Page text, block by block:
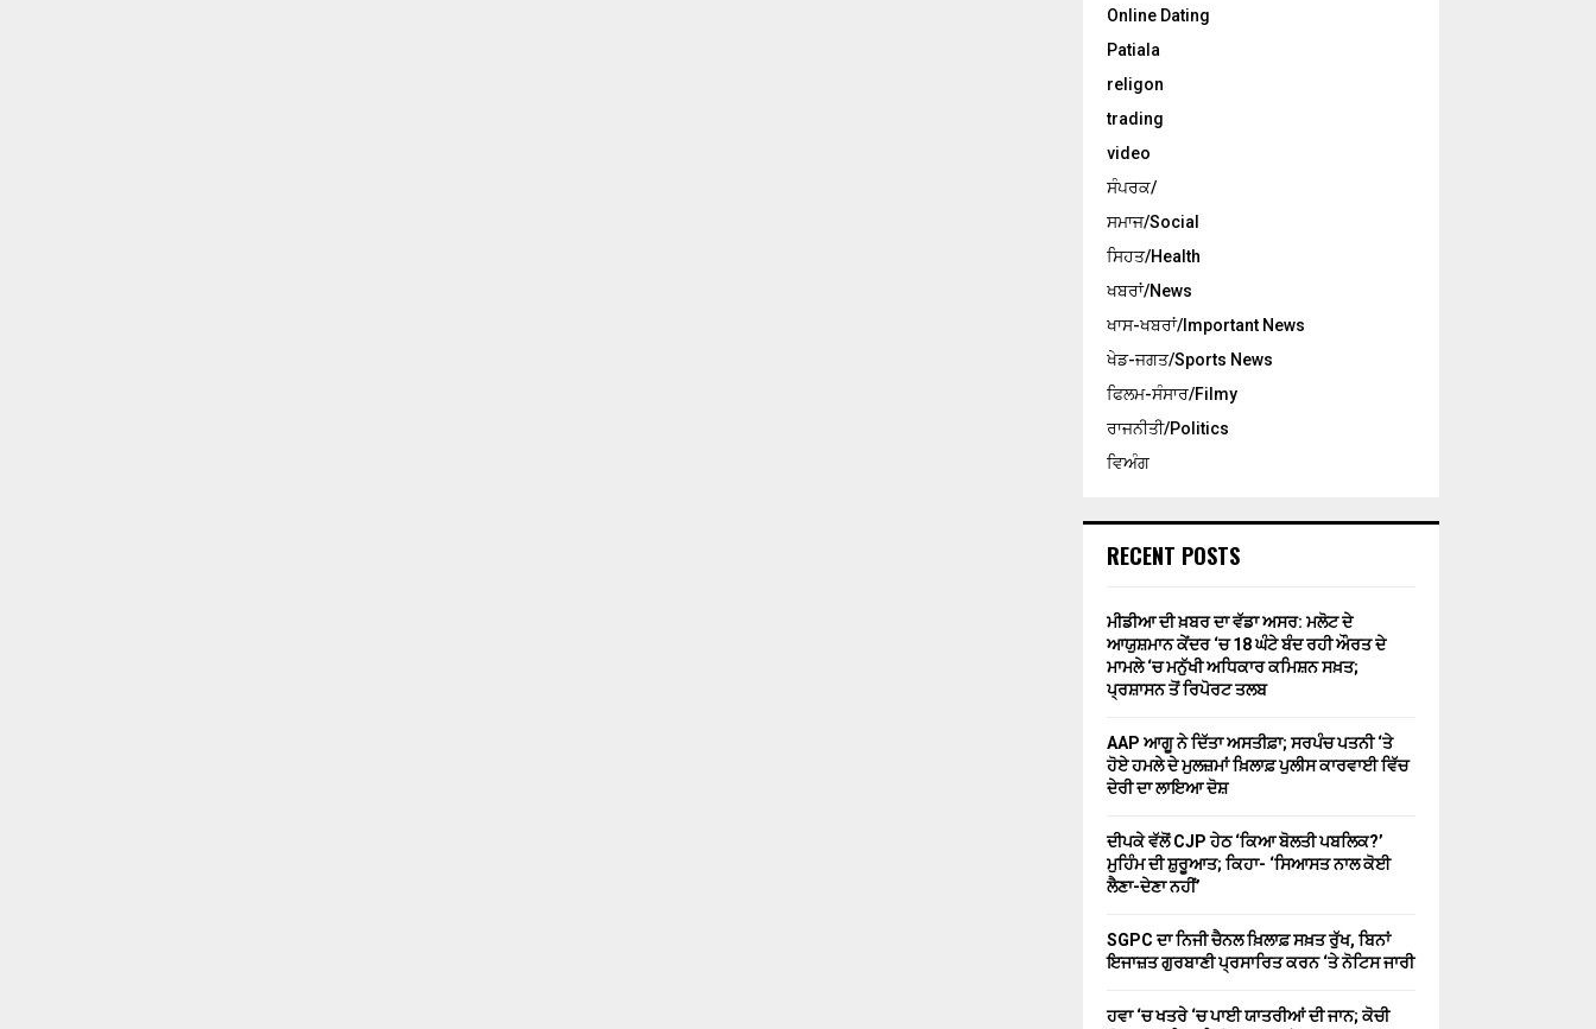
Online Dating
Patiala
religon
trading
video
ਸੰਪਰਕ/
ਸਮਾਜ/Social
ਸਿਹਤ/Health
ਖਬਰਾਂ/News
ਖਾਸ-ਖਬਰਾਂ/Important News
ਖੇਡ-ਜਗਤ/Sports News
ਫਿਲਮ-ਸੰਸਾਰ/Filmy
ਰਾਜਨੀਤੀ/Politics
ਵਿਅੰਗ
RECENT POSTS
ਮੀਡੀਆ ਦੀ ਖ਼ਬਰ ਦਾ ਵੱਡਾ ਅਸਰ: ਮਲੋਟ ਦੇ
ਆਯੁਸ਼ਮਾਨ ਕੇਂਦਰ ‘ਚ 18 ਘੰਟੇ ਬੰਦ ਰਹੀ ਔਰਤ ਦੇ
ਮਾਮਲੇ ‘ਚ ਮਨੁੱਖੀ ਅਧਿਕਾਰ ਕਮਿਸ਼ਨ ਸਖ਼ਤ;
ਪ੍ਰਸ਼ਾਸਨ ਤੋਂ ਰਿਪੋਰਟ ਤਲਬ
AAP ਆਗੂ ਨੇ ਦਿੱਤਾ ਅਸਤੀਫ਼ਾ; ਸਰਪੰਚ ਪਤਨੀ ‘ਤੇ
ਹੋਏ ਹਮਲੇ ਦੇ ਮੁਲਜ਼ਮਾਂ ਖ਼ਿਲਾਫ਼ ਪੁਲੀਸ ਕਾਰਵਾਈ ਵਿੱਚ
ਦੇਰੀ ਦਾ ਲਾਇਆ ਦੋਸ਼
ਦੀਪਕੇ ਵੱਲੋਂ CJP ਹੇਠ ‘ਕਿਆ ਬੋਲਤੀ ਪਬਲਿਕ?’
ਮੁਹਿੰਮ ਦੀ ਸ਼ੁਰੂਆਤ; ਕਿਹਾ- ‘ਸਿਆਸਤ ਨਾਲ ਕੋਈ
ਲੈਣਾ-ਦੇਣਾ ਨਹੀਂ’
SGPC ਦਾ ਨਿਜੀ ਚੈਨਲ ਖ਼ਿਲਾਫ਼ ਸਖ਼ਤ ਰੁੱਖ, ਬਿਨਾਂ
ਇਜਾਜ਼ਤ ਗੁਰਬਾਣੀ ਪ੍ਰਸਾਰਿਤ ਕਰਨ ‘ਤੇ ਨੋਟਿਸ ਜਾਰੀ
ਹਵਾ ‘ਚ ਖਤਰੇ ‘ਚ ਪਾਈ ਯਾਤਰੀਆਂ ਦੀ ਜਾਨ; ਕੋਚੀ